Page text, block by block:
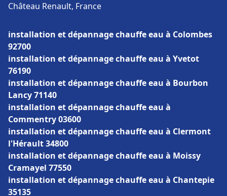
Château Renault, France
installation et dépannage chauffe eau à Colombes
92700
installation et dépannage chauffe eau à Yvetot
76190
installation et dépannage chauffe eau à Bourbon
Lancy 71140
installation et dépannage chauffe eau à
Commentry 03600
installation et dépannage chauffe eau à Clermont
l'Hérault 34800
installation et dépannage chauffe eau à Moissy
Cramayel 77550
installation et dépannage chauffe eau à Chantepie
35135